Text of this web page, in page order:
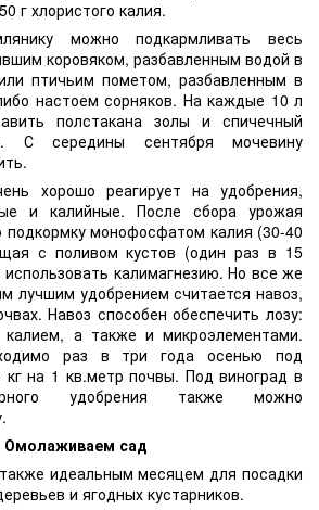
г хлористого калия.
можно подкармливать весь
коровяком, разбавленным водой в
птичьим пометом, разбавленным в
настоем сорняков. На каждые 10 л
полстакана золы и спичечный
С середины сентября мочевину
хорошо реагирует на удобрения,
и калийные. После сбора урожая
подкормку монофосфатом калия (30-40
с поливом кустов (один раз в 15
калимагнезию. Но все же
лучшим удобрением считается навоз,
Навоз способен обеспечить лозу:
а также и микроэлементами.
раз в три года осенью под
кг на 1 кв.метр почвы. Под виноград в
удобрения также можно
Омолаживаем сад
идеальным месяцем для посадки
и ягодных кустарников.